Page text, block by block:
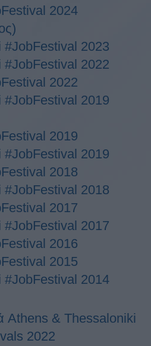
2024
#JobFestival 2023
#JobFestival 2022
2022
#JobFestival 2019
2019
#JobFestival 2019
2018
#JobFestival 2018
2017
2017
2016
2015
#JobFestival 2014
Athens & Thessaloniki
2022